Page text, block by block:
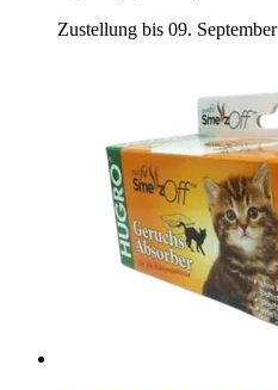
Zustellung bis 09. September